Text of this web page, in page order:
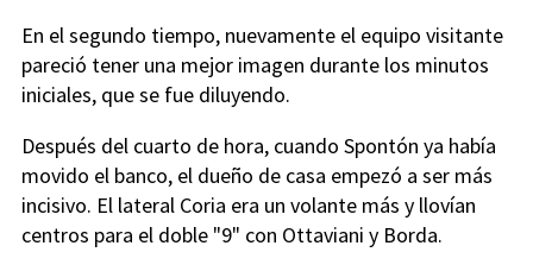
En el segundo tiempo, nuevamente el equipo visitante
pareció tener una mejor imagen durante los minutos
iniciales, que se fue diluyendo.
Después del cuarto de hora, cuando Spontón ya había
movido el banco, el dueño de casa empezó a ser más
incisivo. El lateral Coria era un volante más y llovían
centros para el doble "9" con Ottaviani y Borda.